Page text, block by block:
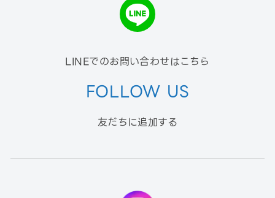
LINEでのお問い合わせはこちら
FOLLOW US
友だちに追加する